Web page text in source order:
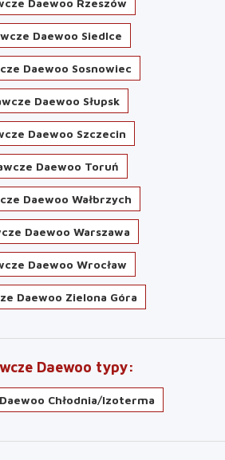
Daewoo Rzeszów
Daewoo Siedlce
Daewoo Sosnowiec
Daewoo Słupsk
Daewoo Szczecin
Daewoo Toruń
Daewoo Wałbrzych
Daewoo Warszawa
Daewoo Wrocław
Daewoo Zielona Góra
Daewoo typy
Chłodnia/Izoterma